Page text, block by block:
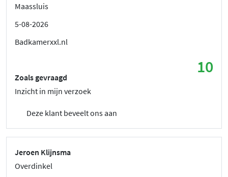
Maassluis
5-08-2026
Badkamerxxl.nl
10
Zoals gevraagd
Inzicht in mijn verzoek
Deze klant beveelt ons aan
Jeroen Klijnsma
Overdinkel